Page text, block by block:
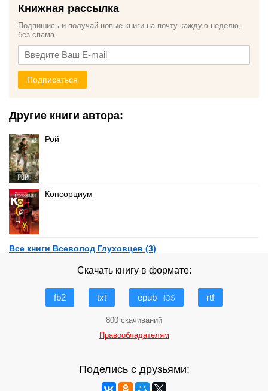
Книжная рассылка
Подпишись и получай новые книги на почту каждую неделю,
без спама.
Подписаться
Другие книги автора:
Рой
Консорциум
Все книги Всеволод Глуховцев (3)
Скачать книгу в формате:
fb2 txt epub iOS rtf
800 скачиваний
Правообладателям
Поделись с друзьями: